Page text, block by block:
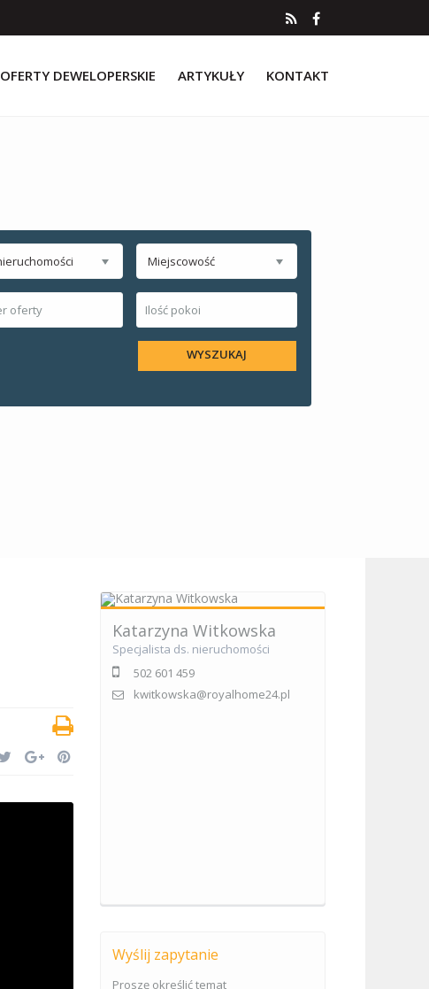
OFERTY DEWELOPERSKIE ARTYKUŁY KONTAKT
Miejscowość
Katarzyna Witkowska
Specjalista ds. nieruchomości
502 601 459
kwitkowska@royalhome24.pl
Wyślij zapytanie
Proszę określić temat